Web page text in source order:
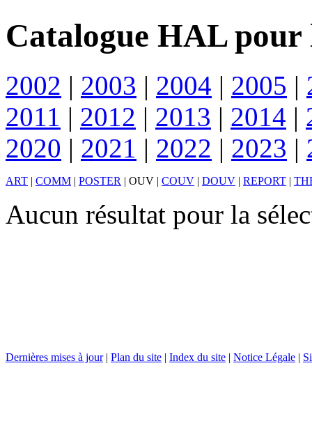
Catalogue HAL pour
2002 | 2003 | 2004 | 2005 |
2011 | 2012 | 2013 | 2014 |
2020 | 2021 | 2022 | 2023 |
ART | COMM | POSTER | OUV | COUV | DOUV | REPORT |
Aucun résultat pour la
Dernières mises à jour| Plan du site | Index du site | Notice Légale |